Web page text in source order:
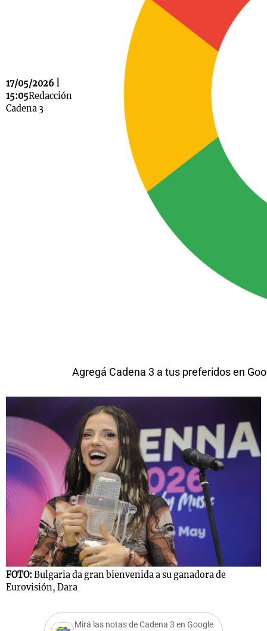
17/05/2026 |
15:05Redacción
Cadena 3
Agregá Cadena 3 a tus preferidos en
FOTO: Bulgaria da gran bienvenida a su ganadora de
Eurovisión, Dara
Mirá las notas de Cadena 3 en Google
La Sole en
Cadena 3